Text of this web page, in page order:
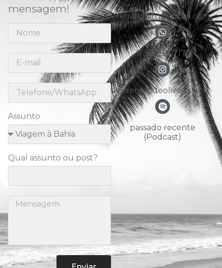
mensagem!
Assunto
Qual assunto ou post?
renato.nitu@gmail.com
31 98783-7178
@renatodeoliveira.nitu
passado recente
(Podcast)